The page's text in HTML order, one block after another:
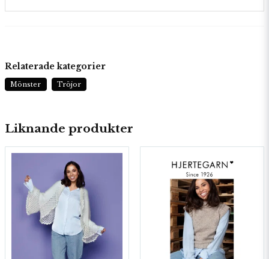
Liknande produkter
Relaterade kategorier
Mönster Tröjor